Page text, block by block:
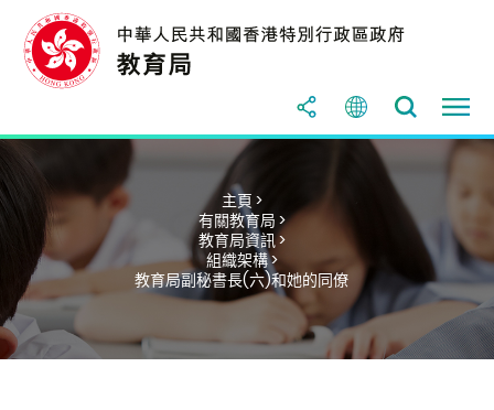
主頁 >
有關教育局 >
教育局資訊 >
組織架構 >
教育局副秘書長(六)和她的同僚